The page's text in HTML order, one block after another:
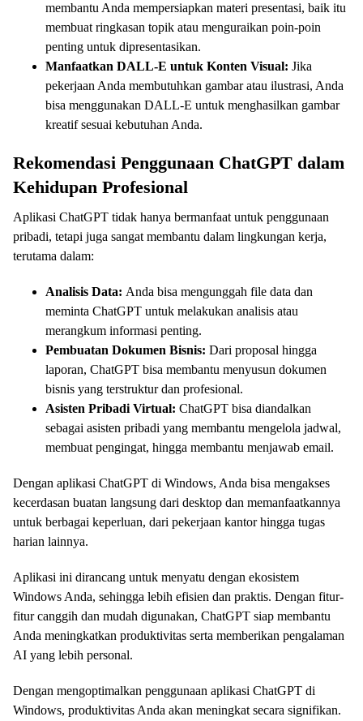
membantu Anda mempersiapkan materi presentasi, baik itu
membuat ringkasan topik atau menguraikan poin-poin
penting untuk dipresentasikan.
Manfaatkan DALL-E untuk Konten Visual: Jika
pekerjaan Anda membutuhkan gambar atau ilustrasi, Anda
bisa menggunakan DALL-E untuk menghasilkan gambar
kreatif sesuai kebutuhan Anda.
Rekomendasi Penggunaan ChatGPT dalam
Kehidupan Profesional
Aplikasi ChatGPT tidak hanya bermanfaat untuk penggunaan
pribadi, tetapi juga sangat membantu dalam lingkungan kerja,
terutama dalam:
Analisis Data: Anda bisa mengunggah file data dan
meminta ChatGPT untuk melakukan analisis atau
merangkum informasi penting.
Pembuatan Dokumen Bisnis: Dari proposal hingga
laporan, ChatGPT bisa membantu menyusun dokumen
bisnis yang terstruktur dan profesional.
Asisten Pribadi Virtual: ChatGPT bisa diandalkan
sebagai asisten pribadi yang membantu mengelola jadwal,
membuat pengingat, hingga membantu menjawab email.
Dengan aplikasi ChatGPT di Windows, Anda bisa mengakses
kecerdasan buatan langsung dari desktop dan memanfaatkannya
untuk berbagai keperluan, dari pekerjaan kantor hingga tugas
harian lainnya.
Aplikasi ini dirancang untuk menyatu dengan ekosistem
Windows Anda, sehingga lebih efisien dan praktis. Dengan fitur-
fitur canggih dan mudah digunakan, ChatGPT siap membantu
Anda meningkatkan produktivitas serta memberikan pengalaman
AI yang lebih personal.
Dengan mengoptimalkan penggunaan aplikasi ChatGPT di
Windows, produktivitas Anda akan meningkat secara signifikan.